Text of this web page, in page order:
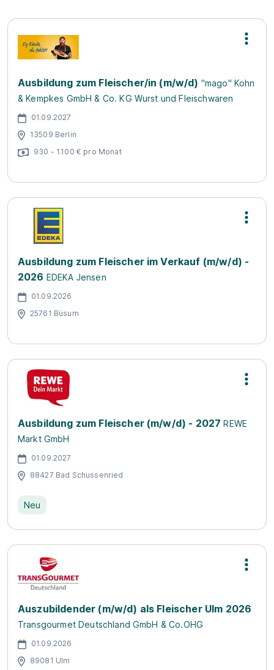
Ausbildung zum Fleischer/in (m/w/d) "mago" Kohn
& Kempkes GmbH & Co. KG Wurst und Fleischwaren
01.09.2027
13509 Berlin
930 - 1.100 € pro Monat
Ausbildung zum Fleischer im Verkauf (m/w/d) -
2026 EDEKA Jensen
01.09.2026
25761 Büsum
Ausbildung zum Fleischer (m/w/d) - 2027 REWE
Markt GmbH
01.09.2027
88427 Bad Schussenried
Neu
Auszubildender (m/w/d) als Fleischer Ulm 2026
Transgourmet Deutschland GmbH & Co.OHG
01.09.2026
89081 Ulm